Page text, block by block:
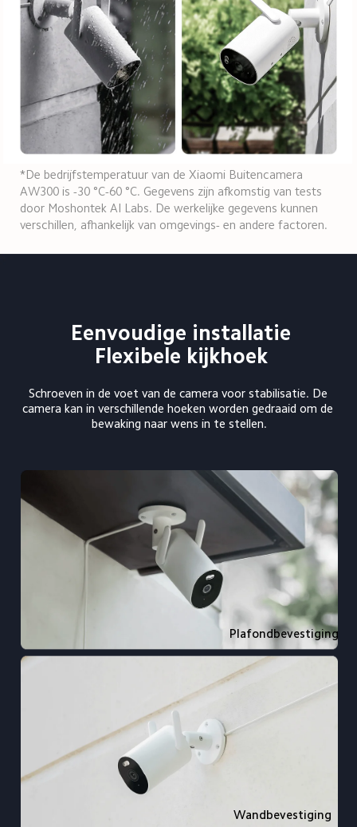
*De bedrijfstemperatuur van de Xiaomi Buitencamera
AW300 is -30 °C-60 °C. Gegevens zijn afkomstig van tests
door Moshontek AI Labs. De werkelijke gegevens kunnen
verschillen, afhankelijk van omgevings- en andere factoren.
Eenvoudige installatie
Flexibele kijkhoek
Schroeven in de voet van de camera voor stabilisatie. De
camera kan in verschillende hoeken worden gedraaid om de
bewaking naar wens in te stellen.
Plafondbevestiging
Wandbevestiging